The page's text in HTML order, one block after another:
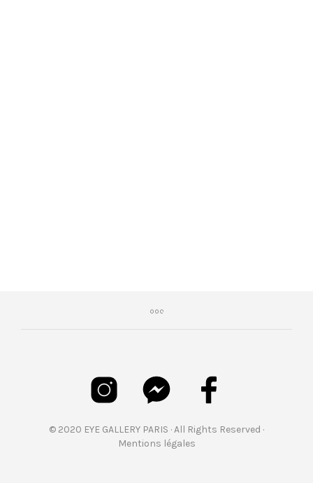
© 2020 EYE GALLERY PARIS · All Rights Reserved ·
Mentions légales